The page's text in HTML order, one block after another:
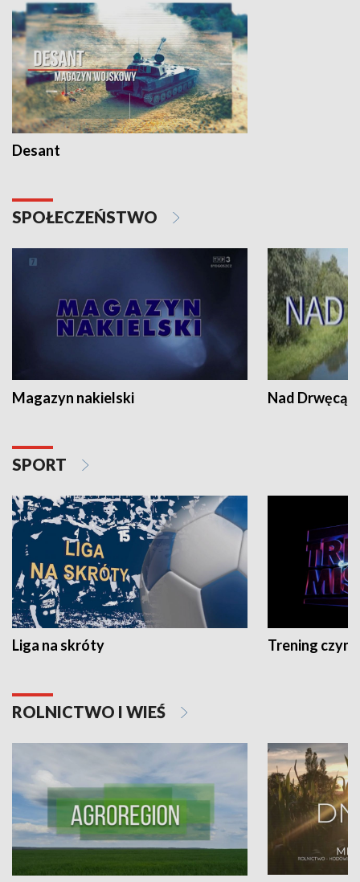
Desant
SPOŁECZEŃSTWO
Magazyn nakielski Nad Drwęcą
SPORT
Liga na skróty Trening czyni
ROLNICTWO I WIEŚ